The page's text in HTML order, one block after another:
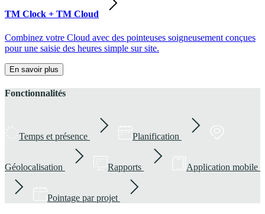
TM Clock + TM Cloud
Combinez votre Cloud avec des pointeuses soigneusement conçues
pour une saisie des heures simple sur site.
En savoir plus
Fonctionnalités
Temps et présence Planification
Géolocalisation Rapports Application mobile
Pointage par projet